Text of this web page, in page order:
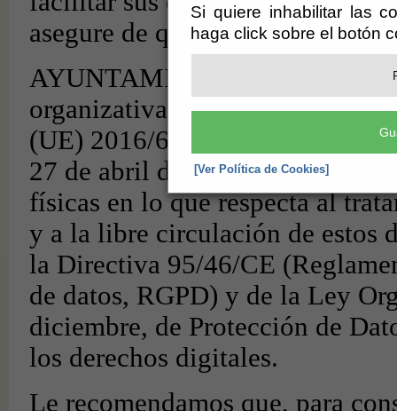
Si quiere inhabilitar las
haga click sobre el botón
[Ver Política de Cookies]